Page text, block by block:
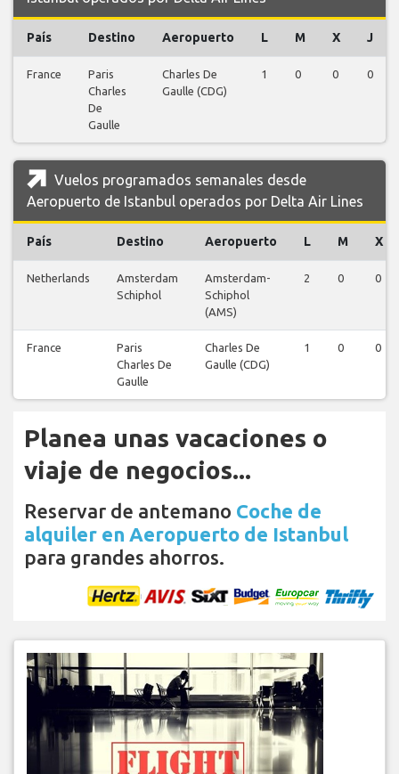
País Destino Aeropuerto L M X J
France
Paris
Charles
De
Gaulle
Charles De
Gaulle (CDG)
1 0 0 0
Vuelos programados semanales desde
Aeropuerto de Istanbul operados por Delta Air Lines
País Destino Aeropuerto L M X
Netherlands
Amsterdam
Schiphol
Amsterdam-
Schiphol
(AMS)
2 0 0
France
Paris
Charles De
Gaulle
Charles De
Gaulle (CDG)
1 0 0
Planea unas vacaciones o
viaje de negocios...
Reservar de antemano Coche de
alquiler en Aeropuerto de Istanbul
para grandes ahorros.